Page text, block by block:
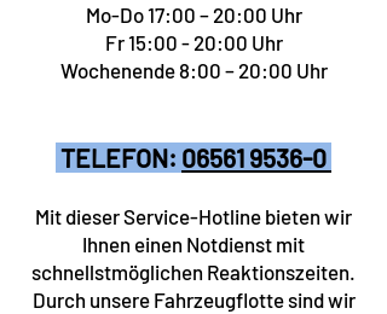
Mo-Do 17:00 – 20:00 Uhr
Fr 15:00 - 20:00 Uhr
Wochenende 8:00 – 20:00 Uhr
TELEFON: 06561 9536-0
Mit dieser Service-Hotline bieten wir
Ihnen einen Notdienst mit
schnellstmöglichen Reaktionszeiten.
Durch unsere Fahrzeugflotte sind wir